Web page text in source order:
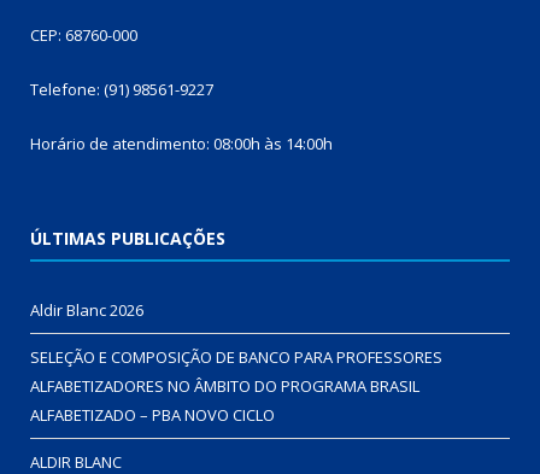
CEP: 68760-000
Telefone: (91) 98561-9227
Horário de atendimento: 08:00h às 14:00h
ÚLTIMAS PUBLICAÇÕES
Aldir Blanc 2026
SELEÇÃO E COMPOSIÇÃO DE BANCO PARA PROFESSORES
ALFABETIZADORES NO ÂMBITO DO PROGRAMA BRASIL
ALFABETIZADO – PBA NOVO CICLO
ALDIR BLANC